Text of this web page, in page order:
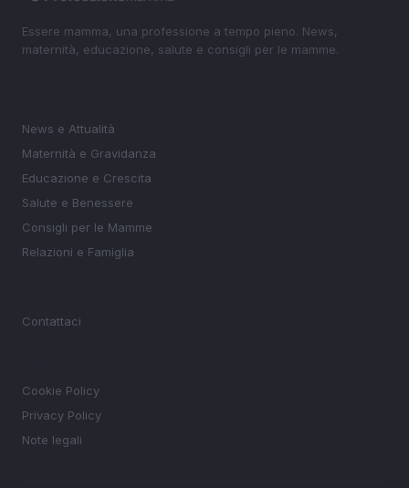
Essere mamma, una professione a tempo pieno. News,
maternità, educazione, salute e consigli per le mamme.
News e Attualità
Maternità e Gravidanza
Educazione e Crescita
Salute e Benessere
Consigli per le Mamme
Relazioni e Famiglia
Contattaci
Cookie Policy
Privacy Policy
Note legali